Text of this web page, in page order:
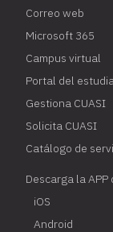
Correo web
Microsoft 365
Campus virtual
Portal del
Gestiona CUASI
Solicita CUASI
Catálogo de
Descarga la APP
iOS
Android